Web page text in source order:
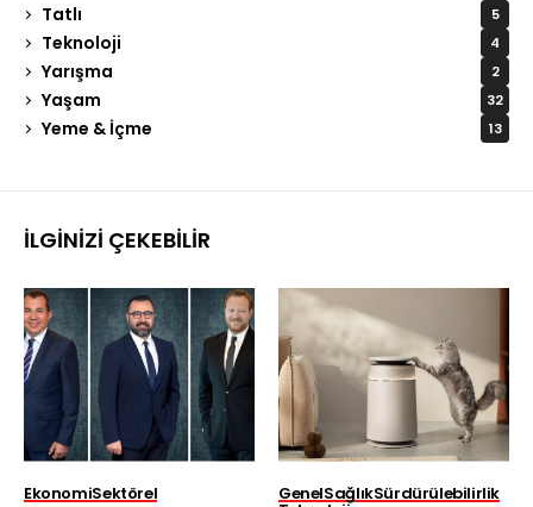
Tatlı 5
Teknoloji 4
Yarışma 2
Yaşam 32
Yeme & İçme 13
İLGINIZI ÇEKEBILIR
EkonomiSektörel GenelSağlıkSürdürülebilirlik